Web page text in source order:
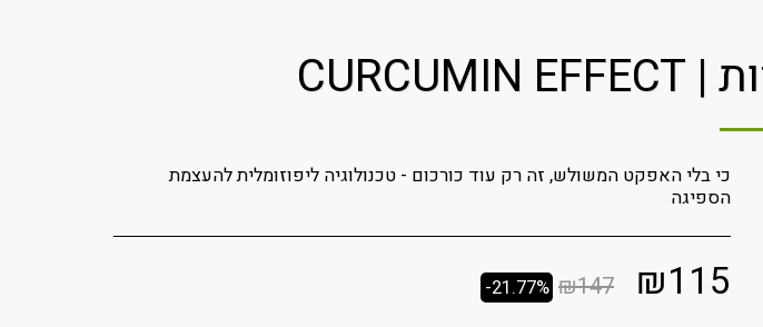
כי בלי האפקט המשולש, זה רק עוד כורכום - טכנולוגיה ליפוזומלית להעצמת
הספיגה
₪115
₪147
-21.77%